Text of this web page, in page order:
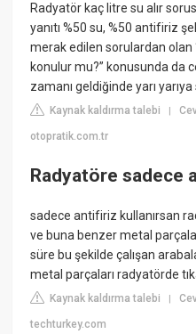
Radyatör kaç litre su alır
yanıtı %50 su, %50 antifiriz
merak edilen sorulardan
konulur mu?” konusunda da
zamanı geldiğinde yarı
Kaynak kaldırma talebi |
otopratik.com.tr
Radyatöre sadece
sadece antifiriz kullanırsan
ve buna benzer metal
süre bu şekilde çalışan
metal parçaları radyatörde
Kaynak kaldırma talebi |
techturkey.com